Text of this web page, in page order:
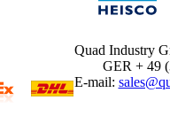
Quad Industry
GER + 49
E-mail: